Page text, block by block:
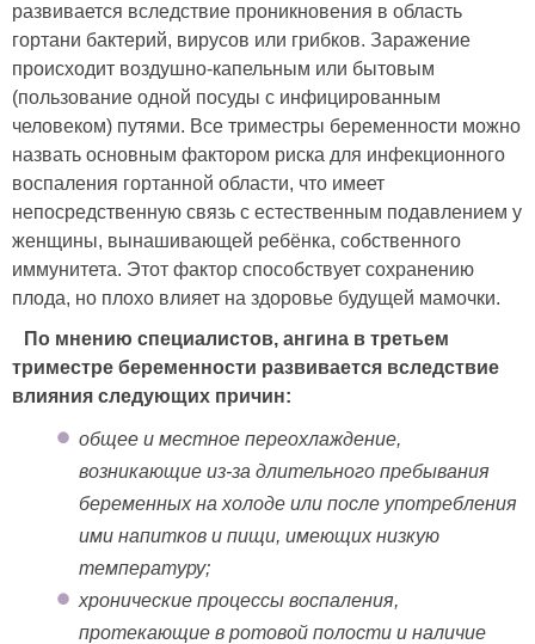
развивается вследствие проникновения в область
гортани бактерий, вирусов или грибков. Заражение
происходит воздушно-капельным или бытовым
(пользование одной посуды с инфицированным
человеком) путями. Все триместры беременности можно
назвать основным фактором риска для инфекционного
воспаления гортанной области, что имеет
непосредственную связь с естественным подавлением у
женщины, вынашивающей ребёнка, собственного
иммунитета. Этот фактор способствует сохранению
плода, но плохо влияет на здоровье будущей мамочки.
По мнению специалистов, ангина в третьем
триместре беременности развивается вследствие
влияния следующих причин:
общее и местное переохлаждение,
возникающие из-за длительного пребывания
беременных на холоде или после употребления
ими напитков и пищи, имеющих низкую
температуру;
хронические процессы воспаления,
протекающие в ротовой полости и наличие